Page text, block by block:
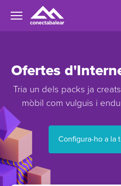
Ofertes
Tria un dels packs ja
mòbil com vulguis i
Configura-ho a la